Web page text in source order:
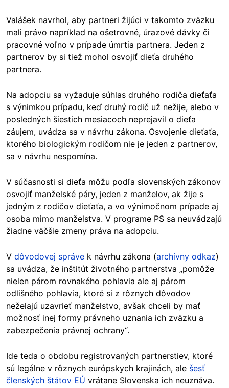
Valášek navrhol, aby partneri žijúci v takomto zväzku
mali právo napríklad na ošetrovné, úrazové dávky či
pracovné voľno v prípade úmrtia partnera. Jeden z
partnerov by si tiež mohol osvojiť dieťa druhého
partnera.
Na adopciu sa vyžaduje súhlas druhého rodiča dieťaťa
s výnimkou prípadu, keď druhý rodič už nežije, alebo v
posledných šiestich mesiacoch neprejavil o dieťa
záujem, uvádza sa v návrhu zákona. Osvojenie dieťaťa,
ktorého biologickým rodičom nie je jeden z partnerov,
sa v návrhu nespomína.
V súčasnosti si dieťa môžu podľa slovenských zákonov
osvojiť manželské páry, jeden z manželov, ak žije s
jedným z rodičov dieťaťa, a vo výnimočnom prípade aj
osoba mimo manželstva. V programe PS sa neuvádzajú
žiadne väčšie zmeny práva na adopciu.
V dôvodovej správe k návrhu zákona (archívny odkaz)
sa uvádza, že inštitút životného partnerstva „pomôže
nielen párom rovnakého pohlavia ale aj párom
odlišného pohlavia, ktoré si z rôznych dôvodov
neželajú uzavrieť manželstvo, avšak chceli by mať
možnosť inej formy právneho uznania ich zväzku a
zabezpečenia právnej ochrany“.
Ide teda o obdobu registrovaných partnerstiev, ktoré
sú legálne v rôznych európskych krajinách, ale šesť
členských štátov EÚ vrátane Slovenska ich neuznáva.